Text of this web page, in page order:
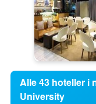
Alle 43 hoteller i
University